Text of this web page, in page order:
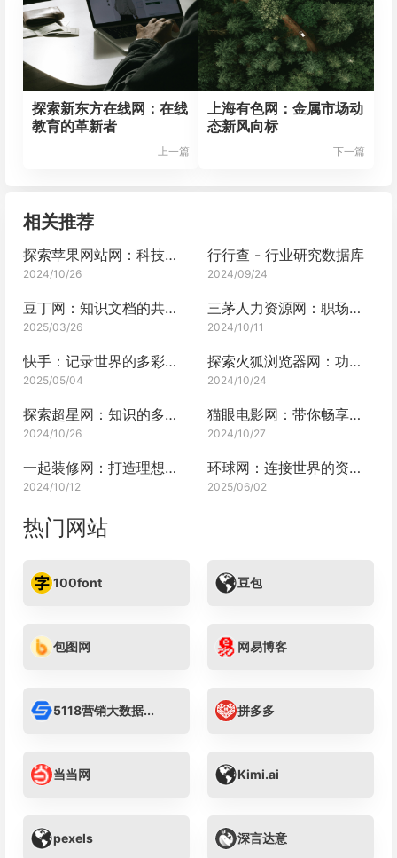
探索新东方在线网：在线
教育的革新者
上一篇
上海有色网：金属市场动
态新风向标
下一篇
相关推荐
探索苹果网站网：科技与艺术的完美融合
2024/10/26
行行查 - 行业研究数据库
2024/09/24
豆丁网：知识文档的共享中心
2025/03/26
三茅人力资源网：职场发展新天地
2024/10/11
快手：记录世界的多彩画卷
2025/05/04
探索火狐浏览器网：功能强大的互联网入口
2024/10/24
探索超星网：知识的多元宝库
2024/10/26
猫眼电影网：带你畅享光影世界的奇妙之旅
2024/10/27
一起装修网：打造理想家居新体验
2024/10/12
环球网：连接世界的资讯纽带
2025/06/02
热门网站
100font 豆包
包图网 网易博客
5118营销大数据... 拼多多
当当网 Kimi.ai
pexels 深言达意